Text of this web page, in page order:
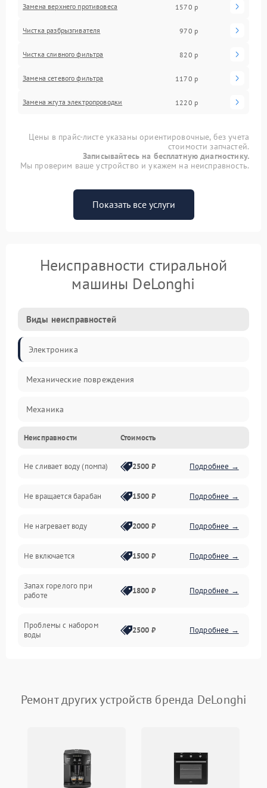
Замена верхнего противовеса 1570 р
Чистка разбрызгивателя 970 р
Чистка сливного фильтра 820 р
Замена сетевого фильтра 1170 р
Замена жгута электропроводки 1220 р
Цены в прайс-листе указаны ориентировочные, без учета
стоимости запчастей.
Записывайтесь на бесплатную диагностику.
Мы проверим ваше устройство и укажем на неисправность.
Показать все услуги
Неисправности стиральной
машины DeLonghi
Виды неисправностей
Электроника
Механические повреждения
Механика
Электропитание
Водоснабжение
Слив
Программное обеспечение
Неисправности Стоимость
Не сливает воду (помпа) 2500 ₽ Подробнее →
Не вращается барабан 1500 ₽ Подробнее →
Не нагревает воду 2000 ₽ Подробнее →
Не включается 1500 ₽ Подробнее →
Запах горелого при
работе
1800 ₽ Подробнее →
Проблемы с набором
воды
2500 ₽ Подробнее →
Замена платы управления 2200 ₽ Подробнее →
Ремонт других устройств бренда DeLonghi